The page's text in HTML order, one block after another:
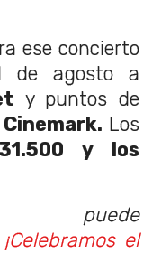
ese concierto
de agosto a
y puntos de
Cinemark. Los
y los
el